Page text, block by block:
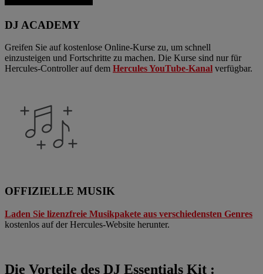
DJ ACADEMY
Greifen Sie auf kostenlose Online-Kurse zu, um schnell
einzusteigen und Fortschritte zu machen. Die Kurse sind nur für
Hercules-Controller auf dem Hercules YouTube-Kanal verfügbar.
OFFIZIELLE MUSIK
Laden Sie lizenzfreie Musikpakete aus verschiedensten Genres
kostenlos auf der Hercules-Website herunter.
Die Vorteile des DJ Essentials Kit :